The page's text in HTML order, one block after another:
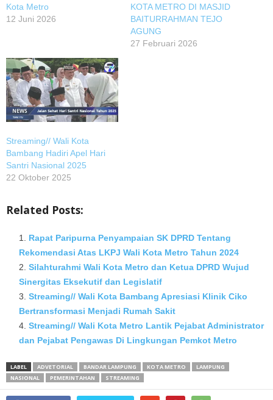
Kota Metro
12 Juni 2026
KOTA METRO DI MASJID
BAITURRAHMAN TEJO
AGUNG
27 Februari 2026
Streaming// Wali Kota
Bambang Hadiri Apel Hari
Santri Nasional 2025
22 Oktober 2025
Related Posts:
Rapat Paripurna Penyampaian SK DPRD Tentang
Rekomendasi Atas LKPJ Wali Kota Metro Tahun 2024
Silahturahmi Wali Kota Metro dan Ketua DPRD Wujud
Sinergitas Eksekutif dan Legislatif
Streaming// Wali Kota Bambang Apresiasi Klinik Ciko
Bertransformasi Menjadi Rumah Sakit
Streaming// Wali Kota Metro Lantik Pejabat Administrator
dan Pejabat Pengawas Di Lingkungan Pemkot Metro
LABEL ADVETORIAL BANDAR LAMPUNG KOTA METRO
LAMPUNG
NASIONAL
PEMERINTAHAN STREAMING